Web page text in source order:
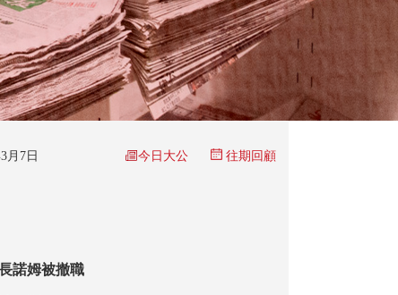
3月7日 今日大公 往期回顧
諾姆被撤職